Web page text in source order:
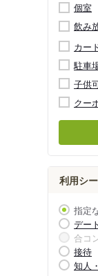
個室
飲み
カー
駐車
子供
クー
利用シ
指定
デート
合コ
接待
知人